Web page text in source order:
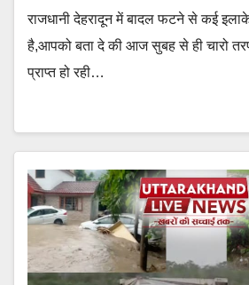
राजधानी देहरादून में बादल फटने से कई
है,आपको बता दे की आज सुबह से ही चारो
प्राप्त हो रही…